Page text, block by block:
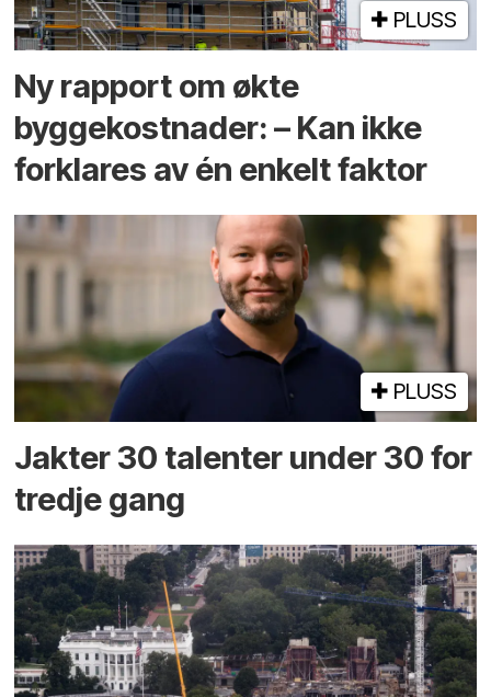
PLUSS
Ny rapport om økte
byggekostnader: – Kan ikke
forklares av én enkelt faktor
PLUSS
Jakter 30 talenter under 30 for
tredje gang